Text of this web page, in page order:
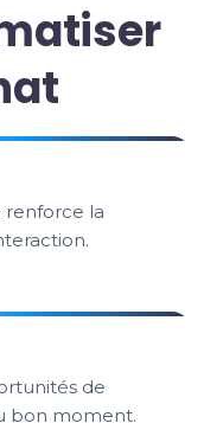
renforce la
de
bon moment.